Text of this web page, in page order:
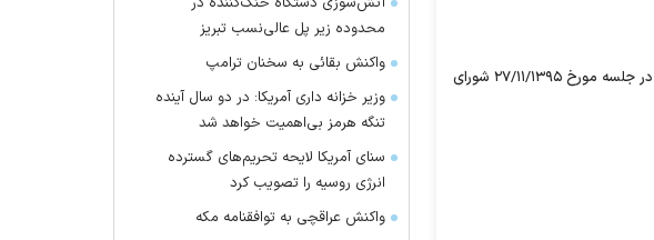
که با اصلاحاتی در جلسه مورخ دهم بهمن ماه یکهزار و سیصد و نود و پنج به تصویب مجلس شورای اسلامی رسیده است؛ در جلسه مورخ ۲۷/۱۱/۱۳۹۵ شورای
محدوده زیر پل عالی‌نسب تبریز
واکنش بقائی به سخنان ترامپ
وزیر خزانه داری آمریکا: در دو سال آینده
تنگه هرمز بی‌اهمیت خواهد شد
سنای آمریکا لایحه تحریم‌های گسترده
انرژی روسیه را تصویب کرد
واکنش عراقچی به توافقنامه مکه